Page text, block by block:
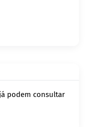
podem consultar